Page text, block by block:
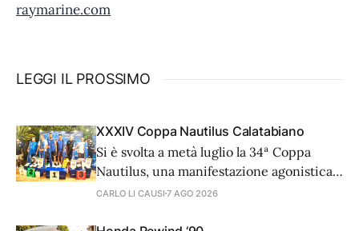
raymarine.com
LEGGI IL PROSSIMO
XXXIV Coppa Nautilus Calatabiano
Si è svolta a metà luglio la 34ª Coppa
Nautilus, una manifestazione agonistica
di alto livello tecnico che ha visto 81
CARLO LI CAUSI 7 AGO 2026